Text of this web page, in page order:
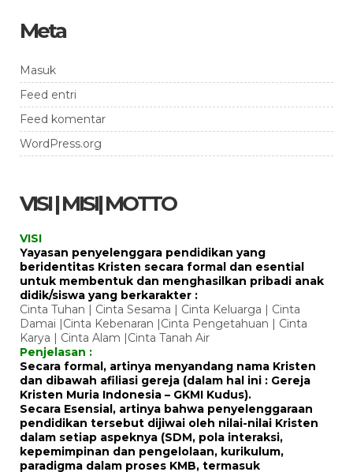
Meta
Masuk
Feed entri
Feed komentar
WordPress.org
VISI | MISI| MOTTO
VISI
Yayasan penyelenggara pendidikan yang
beridentitas Kristen secara formal dan esential
untuk membentuk dan menghasilkan pribadi anak
didik/siswa yang berkarakter :
Cinta Tuhan | Cinta Sesama | Cinta Keluarga | Cinta
Damai |Cinta Kebenaran |Cinta Pengetahuan | Cinta
Karya | Cinta Alam |Cinta Tanah Air
Penjelasan :
Secara formal, artinya menyandang nama Kristen
dan dibawah afiliasi gereja (dalam hal ini : Gereja
Kristen Muria Indonesia – GKMI Kudus).
Secara Esensial, artinya bahwa penyelenggaraan
pendidikan tersebut dijiwai oleh nilai-nilai Kristen
dalam setiap aspeknya (SDM, pola interaksi,
kepemimpinan dan pengelolaan, kurikulum,
paradigma dalam proses KMB, termasuk